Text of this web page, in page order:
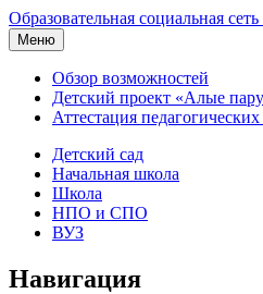
Образовательная социальная сеть
Меню
Обзор возможностей
Детский проект «Алые
Аттестация
Детский сад
Начальная школа
Школа
НПО и СПО
ВУЗ
Навигация